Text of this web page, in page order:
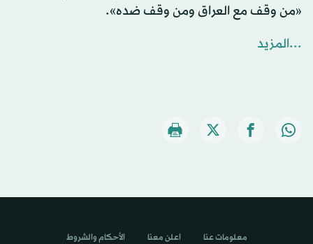
«من وقف مع العراق ومن وقف ضده».
...المزيد
معلومات عنا اعلن معنا الأحكام والشروط